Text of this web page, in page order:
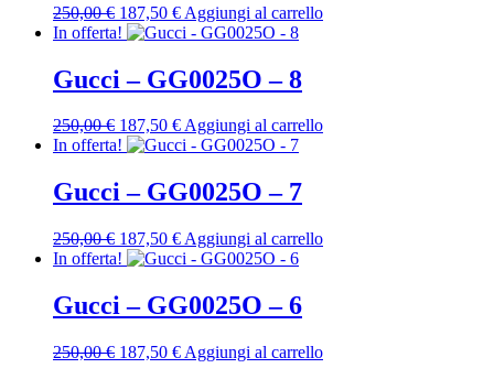
250,00€ Il
prezzo
era:
250,00 €.
187,50 €Il
prezzo
è:
187,50 €.
Aggiungi al carrello
In offerta!
Gucci – GG0025O – 8
250,00€ Il
prezzo
era:
250,00 €.
187,50 €Il
prezzo
è:
187,50 €.
Aggiungi al carrello
In offerta!
Gucci – GG0025O – 7
250,00€ Il
prezzo
era:
250,00 €.
187,50 €Il
prezzo
è:
187,50 €.
Aggiungi al carrello
In offerta!
Gucci – GG0025O – 6
250,00€ Il187,50 €IlAggiungi al carrello